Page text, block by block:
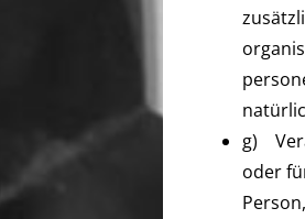
g)
oder